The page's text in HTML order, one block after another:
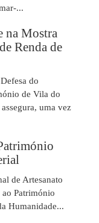
...
na Mostra
Renda de
do
de Vila do
uma vez
de Artesanato
ao Património
Humanidade...